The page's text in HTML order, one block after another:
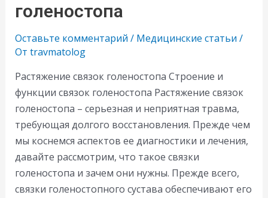
голеностопа
Оставьте комментарий / Медицинские статьи /
От travmatolog
Растяжение связок голеностопа Строение и
функции связок голеностопа Растяжение связок
голеностопа – серьезная и неприятная травма,
требующая долгого восстановления. Прежде чем
мы коснемся аспектов ее диагностики и лечения,
давайте рассмотрим, что такое связки
голеностопа и зачем они нужны. Прежде всего,
связки голеностопного сустава обеспечивают его